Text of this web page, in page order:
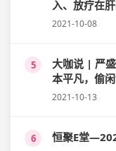
入、放疗在
2021-10-08
5
大咖说 | 严
本平凡，偷
2021-10-13
6 恒聚E堂